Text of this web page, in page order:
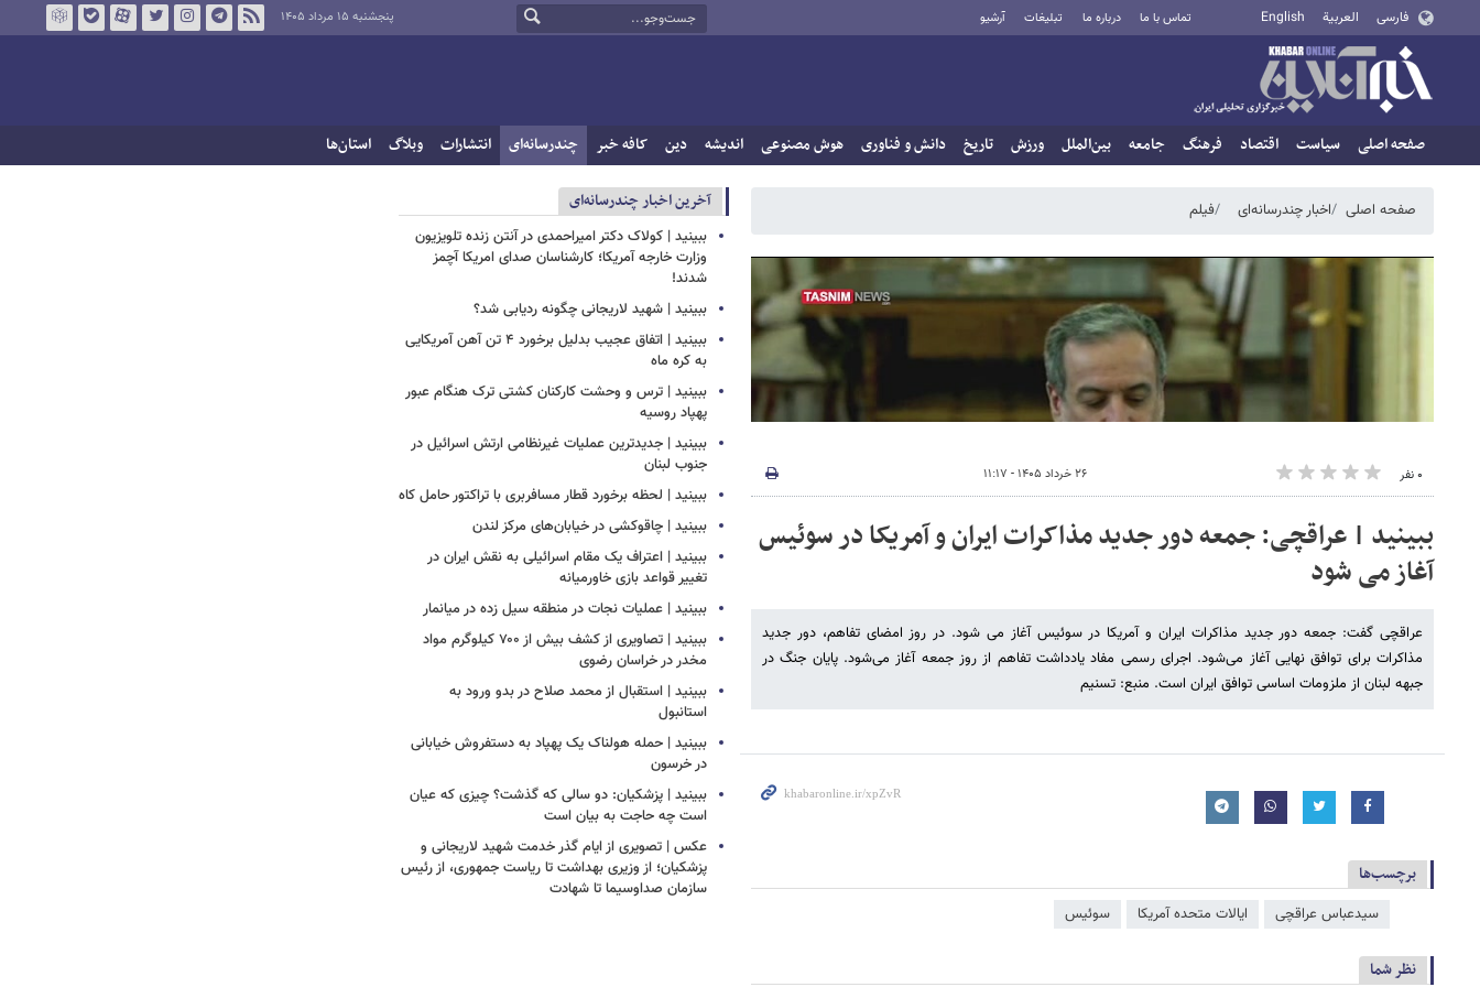
فارسی العربية English تماس با ما درباره ما تبلیغات آرشیو پنجشنبه ۱۵ مرداد ۱۴۰۵
صفحه اصلی سیاست اقتصاد فرهنگ جامعه بین‌الملل ورزش تاریخ دانش و فناوری هوش مصنوعی اندیشه دین کافه خبر چندرسانه‌ای انتشارات وبلاگ استان‌ها
صفحه اصلی اخبار چندرسانه‌ای فیلم
۰ نفر ۲۶ خرداد ۱۴۰۵ - ۱۱:۱۷
ببینید | عراقچی: جمعه دور جدید مذاکرات ایران و آمریکا در سوئیس
آغاز می شود
عراقچی گفت: جمعه دور جدید مذاکرات ایران و آمریکا در سوئیس آغاز می شود. در روز امضای تفاهم، دور جدید
مذاکرات برای توافق نهایی آغاز می‌شود. اجرای رسمی مفاد یادداشت تفاهم از روز جمعه آغاز می‌شود. پایان جنگ در
جبهه لبنان از ملزومات اساسی توافق ایران است. منبع: تسنیم
برچسب‌ها
سیدعباس عراقچی ایالات متحده آمریکا سوئیس
نظر شما
آخرین اخبار چندرسانه‌ای
ببینید | کولاک دکتر امیراحمدی در آنتن زنده تلویزیون
وزارت خارجه آمریکا؛ کارشناسان صدای امریکا آچمز
شدند!
ببینید | شهید لاریجانی چگونه ردیابی شد؟
ببینید | اتفاق عجیب بدلیل برخورد ۴ تن آهن آمریکایی
به کره ماه
ببینید | ترس و وحشت کارکنان کشتی ترک هنگام عبور
پهپاد روسیه
ببینید | جدیدترین عملیات غیرنظامی ارتش اسرائیل در
جنوب لبنان
ببینید | لحظه برخورد قطار مسافربری با تراکتور حامل کاه
ببینید | چاقوکشی در خیابان‌های مرکز لندن
ببینید | اعتراف یک مقام اسرائیلی به نقش ایران در
تغییر قواعد بازی خاورمیانه
ببینید | عملیات نجات در منطقه سیل زده در میانمار
ببینید | تصاویری از کشف بیش از ۷۰۰ کیلوگرم مواد
مخدر در خراسان رضوی
ببینید | استقبال از محمد صلاح در بدو ورود به
استانبول
ببینید | حمله هولناک یک پهپاد به دستفروش خیابانی
در خرسون
ببینید | پزشکیان: دو سالی که گذشت؟ چیزی که عیان
است چه حاجت به بیان است
عکس | تصویری از ایام گذر خدمت شهید لاریجانی و
پزشکیان؛ از وزیری بهداشت تا ریاست جمهوری، از رئیس
سازمان صداوسیما تا شهادت